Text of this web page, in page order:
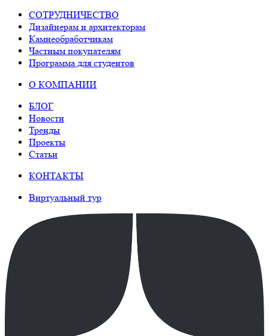
СОТРУДНИЧЕСТВО
Дизайнерам и архитекторам
Камнеобработчикам
Частным покупателям
Программа для студентов
О КОМПАНИИ
БЛОГ
Новости
Тренды
Проекты
Статьи
КОНТАКТЫ
Виртуальный тур